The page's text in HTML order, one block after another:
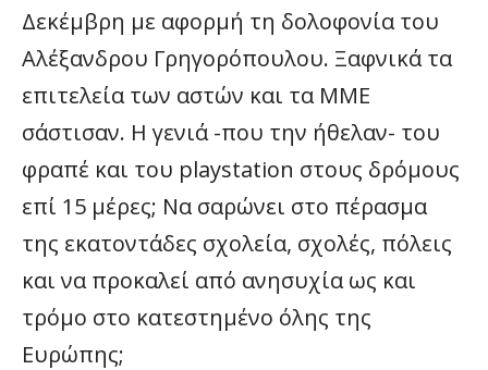
Δεκέμβρη με αφορμή τη δολοφονία του
Αλέξανδρου Γρηγορόπουλου. Ξαφνικά τα
επιτελεία των αστών και τα ΜΜΕ
σάστισαν. Η γενιά -που την ήθελαν- του
φραπέ και του playstation στους δρόμους
επί 15 μέρες; Να σαρώνει στο πέρασμα
της εκατοντάδες σχολεία, σχολές, πόλεις
και να προκαλεί από ανησυχία ως και
τρόμο στο κατεστημένο όλης της
Ευρώπης;